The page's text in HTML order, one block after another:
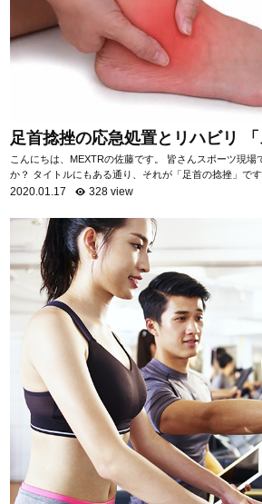
足首捻挫の応急処置とリハビリ
いケガ」
こんにちは、MEXTRの佐藤です。 皆さんスポーツ現場
か？ タイトルにもある通り、それが「足首の捻挫」です。 「足首の捻挫」は、ス
ツ現場だけでなく日常生活におい...
2020.01.17 328 view